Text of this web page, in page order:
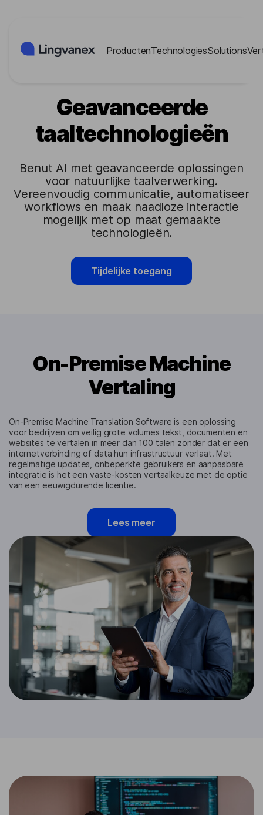
ProductenTechnologiesSolutions
Geavanceerde
taaltechnologieën
Benut AI met geavanceerde oplossingen
voor natuurlijke taalverwerking.
Vereenvoudig communicatie, automatiseer
workflows en maak naadloze interactie
mogelijk met op maat gemaakte
technologieën.
Tijdelijke toegang
On-Premise Machine
Vertaling
On-Premise Machine Translation Software is een oplossing
voor bedrijven om veilig grote volumes tekst, documenten en
websites te vertalen in meer dan 100 talen zonder dat er een
internetverbinding of data hun infrastructuur verlaat. Met
regelmatige updates, onbeperkte gebruikers en aanpasbare
integratie is het een vaste-kosten vertaalkeuze met de optie
van een eeuwigdurende licentie.
Lees meer